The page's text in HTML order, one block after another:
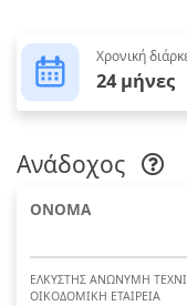
Χρονική
24 μήνες
Ανάδοχος
ΟΝΟΜΑ
ΕΛΚΥΣΤΗΣ ΑΝΩΝΥΜΗ
ΟΙΚΟΔΟΜΙΚΗ ΕΤΑΙΡΕΙΑ